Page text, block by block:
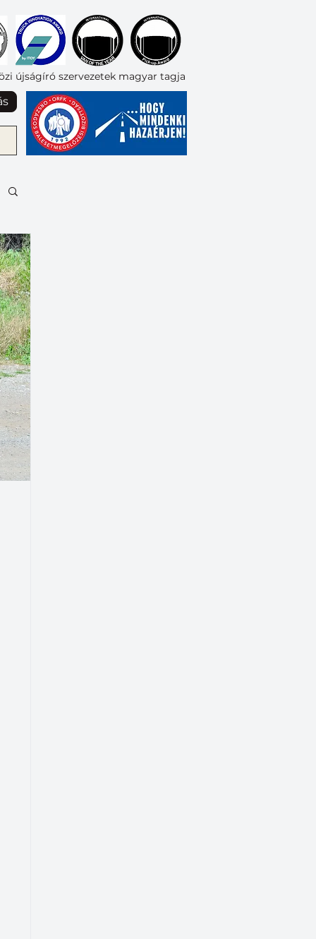
újságíró szervezetek magyar tagja